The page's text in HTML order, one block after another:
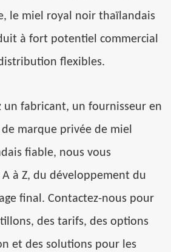
le miel royal noir thaïlandais
à fort potentiel commercial
flexibles.
un fabricant, un fournisseur en
marque privée de miel
fiable, nous vous
à Z, du développement du
final. Contactez-nous pour
des tarifs, des options
et des solutions pour les